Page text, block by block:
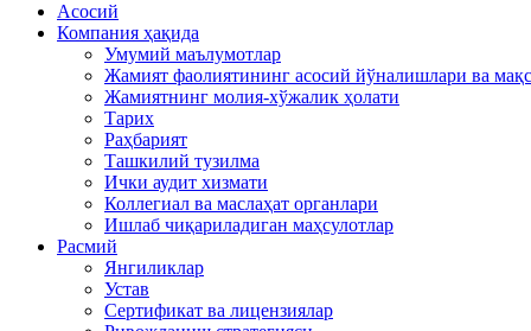
Асосий
Компания ҳақида
Умумий маълумотлар
Жамият фаолиятининг асосий йўналишлари ва
Жамиятнинг молия-хўжалик ҳолати
Тарих
Раҳбарият
Ташкилий тузилма
Ички аудит хизмати
Коллегиал ва маслаҳат органлари
Ишлаб чиқариладиган маҳсулотлар
Расмий
Янгиликлар
Устав
Сертификат ва лицензиялар